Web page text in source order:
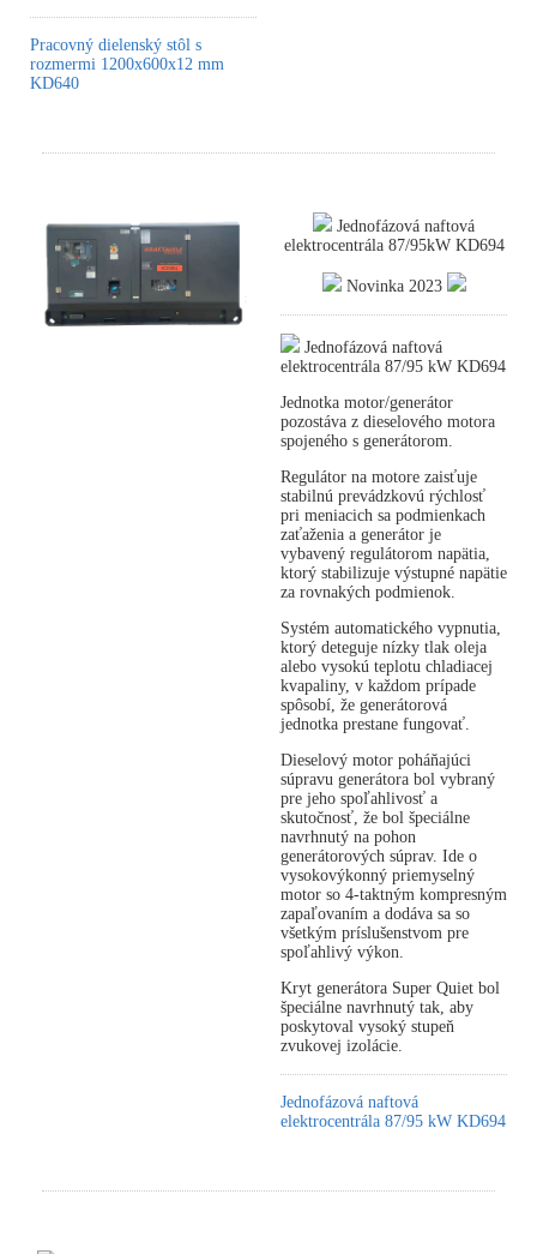
Pracovný dielenský stôl s
rozmermi 1200x600x12 mm
KD640
Jednofázová naftová
elektrocentrála 87/95kW KD694
Novinka 2023
Jednofázová naftová
elektrocentrála 87/95 kW KD694
Jednotka motor/generátor
pozostáva z dieselového motora
spojeného s generátorom.
Regulátor na motore zaisťuje
stabilnú prevádzkovú rýchlosť
pri meniacich sa podmienkach
zaťaženia a generátor je
vybavený regulátorom napätia,
ktorý stabilizuje výstupné napätie
za rovnakých podmienok.
Systém automatického vypnutia,
ktorý deteguje nízky tlak oleja
alebo vysokú teplotu chladiacej
kvapaliny, v každom prípade
spôsobí, že generátorová
jednotka prestane fungovať.
Dieselový motor poháňajúci
súpravu generátora bol vybraný
pre jeho spoľahlivosť a
skutočnosť, že bol špeciálne
navrhnutý na pohon
generátorových súprav. Ide o
vysokovýkonný priemyselný
motor so 4-taktným kompresným
zapaľovaním a dodáva sa so
všetkým príslušenstvom pre
spoľahlivý výkon.
Kryt generátora Super Quiet bol
špeciálne navrhnutý tak, aby
poskytoval vysoký stupeň
zvukovej izolácie.
Jednofázová naftová
elektrocentrála 87/95 kW KD694